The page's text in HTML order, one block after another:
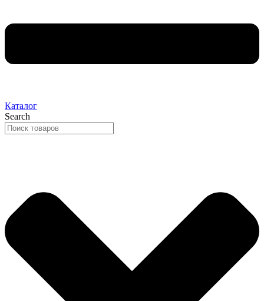
Каталог
Search